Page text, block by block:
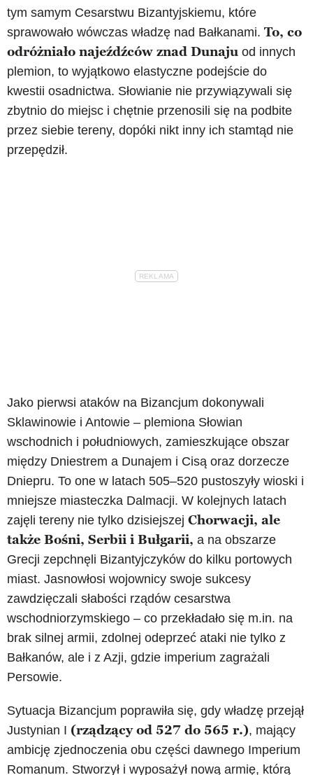
tym samym Cesarstwu Bizantyjskiemu, które
sprawowało wówczas władzę nad Bałkanami. To, co
odróżniało najeźdźców znad Dunaju od innych
plemion, to wyjątkowo elastyczne podejście do
kwestii osadnictwa. Słowianie nie przywiązywali się
zbytnio do miejsc i chętnie przenosili się na podbite
przez siebie tereny, dopóki nikt inny ich stamtąd nie
przepędził.
Jako pierwsi ataków na Bizancjum dokonywali
Sklawinowie i Antowie – plemiona Słowian
wschodnich i południowych, zamieszkujące obszar
między Dniestrem a Dunajem i Cisą oraz dorzecze
Dniepru. To one w latach 505–520 pustoszyły wioski i
mniejsze miasteczka Dalmacji. W kolejnych latach
zajęli tereny nie tylko dzisiejszej Chorwacji, ale
także Bośni, Serbii i Bułgarii, a na obszarze
Grecji zepchnęli Bizantyjczyków do kilku portowych
miast. Jasnowłosi wojownicy swoje sukcesy
zawdzięczali słabości rządów cesarstwa
wschodniorzymskiego – co przekładało się m.in. na
brak silnej armii, zdolnej odeprzeć ataki nie tylko z
Bałkanów, ale i z Azji, gdzie imperium zagrażali
Persowie.
Sytuacja Bizancjum poprawiła się, gdy władzę przejął
Justynian I (rządzący od 527 do 565 r.), mający
ambicję zjednoczenia obu części dawnego Imperium
Romanum. Stworzył i wyposażył nową armię, którą